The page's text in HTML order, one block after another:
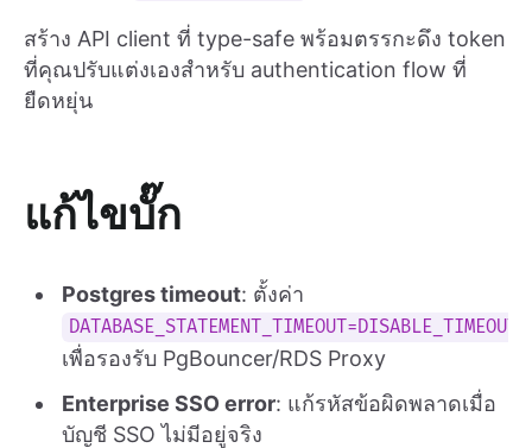
สร้าง API client ที่ type-safe พร้อมตรรกะดึง token
ที่คุณปรับแต่งเองสำหรับ authentication flow ที่
ยืดหยุ่น
แก้ไขบั๊ก
Postgres timeout: ตั้งค่า
DATABASE_STATEMENT_TIMEOUT=DISABLE_TIMEOUT
เพื่อรองรับ PgBouncer/RDS Proxy
Enterprise SSO error: แก้รหัสข้อผิดพลาดเมื่อ
บัญชี SSO ไม่มีอยู่จริง